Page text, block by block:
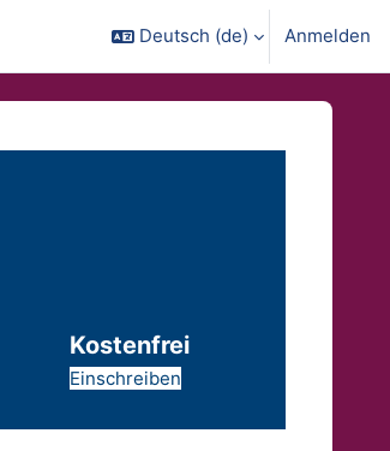
Deutsch ‎(de)‎ Anmelden
Kostenfrei
Einschreiben